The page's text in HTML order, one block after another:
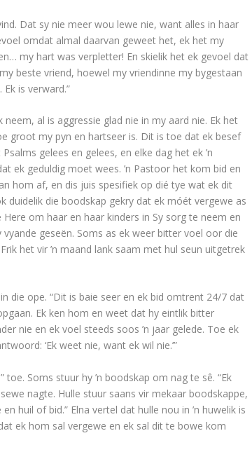
Dat sy nie meer wou lewe nie, want alles in haar
omdat almal daarvan geweet het, ek het my
my hart was verpletter! En skielik het ek gevoel dat
beste vriend, hoewel my vriendinne my bygestaan
is verward.”
al is aggressie glad nie in my aard nie. Ek het
groot my pyn en hartseer is. Dit is toe dat ek besef
gelees en gelees, en elke dag het ek ’n
ek geduldig moet wees. ’n Pastoor het kom bid en
hom af, en dis juis spesifiek op dié tye wat ek dit
duidelik die boodskap gekry dat ek móét vergewe as
om haar en haar kinders in Sy sorg te neem en
geseën. Soms as ek weer bitter voel oor die
het vir ’n maand lank saam met hul seun uitgetrek
die ope. “Dit is baie seer en ek bid omtrent 24/7 dat
Ek ken hom en weet dat hy eintlik bitter
nie en ek voel steeds soos ’n jaar gelede. Toe ek
‘Ek weet nie, want ek wil nie.’”
Soms stuur hy ’n boodskap om nag te sê. “Ek
nagte. Hulle stuur saans vir mekaar boodskappe,
huil of bid.” Elna vertel dat hulle nou in ’n huwelik is
ek hom sal vergewe en ek sal dit te bowe kom